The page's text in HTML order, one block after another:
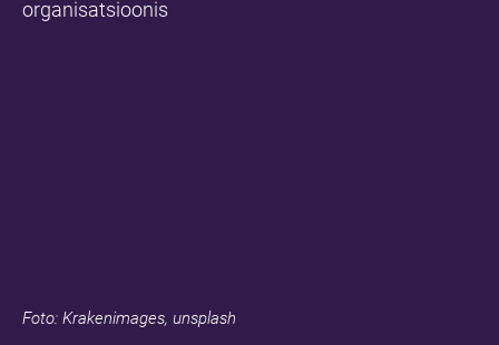
Foto: Krakenimages, unsplash